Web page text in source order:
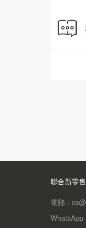
聯合新零
電郵：
WhatsApp